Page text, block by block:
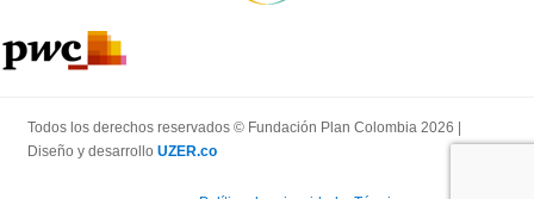
Todos los derechos reservados © Fundación Plan Colombia 2026 |
Diseño y desarrollo UZER.co